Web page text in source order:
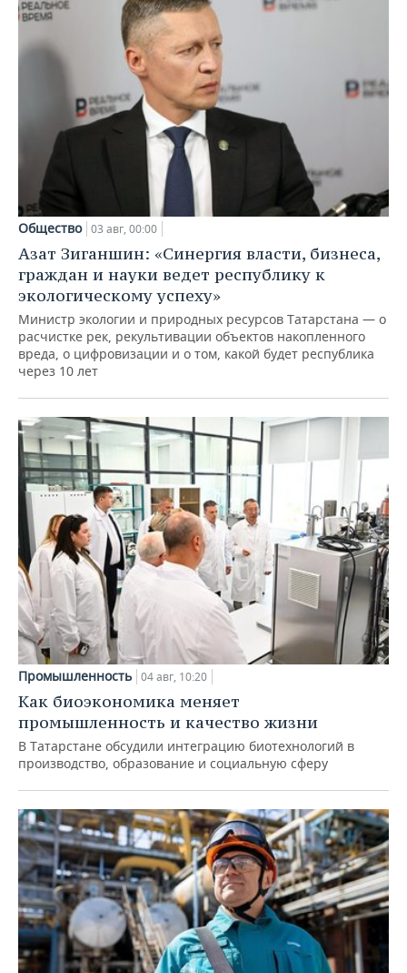
Общество 03 авг, 00:00
Азат Зиганшин: «Синергия власти, бизнеса,
граждан и науки ведет республику к
экологическому успеху»
Министр экологии и природных ресурсов Татарстана — о
расчистке рек, рекультивации объектов накопленного
вреда, о цифровизации и о том, какой будет республика
через 10 лет
Промышленность 04 авг, 10:20
Как биоэкономика меняет
промышленность и качество жизни
В Татарстане обсудили интеграцию биотехнологий в
производство, образование и социальную сферу